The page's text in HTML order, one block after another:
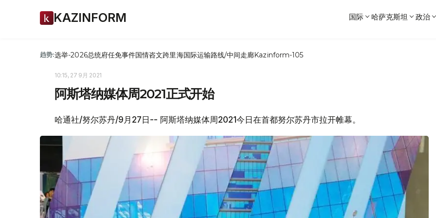
KAZINFORM 国际 哈萨克斯坦 政治
趋势:选举-2026总统府任免事件国情咨文跨里海国际运输路线/中间走廊Kazinform-105
10:15, 27 9月 2021
阿斯塔纳媒体周2021正式开始
哈通社/努尔苏丹/9月27日-- 阿斯塔纳媒体周2021今日在首都努尔苏丹市拉开帷幕。